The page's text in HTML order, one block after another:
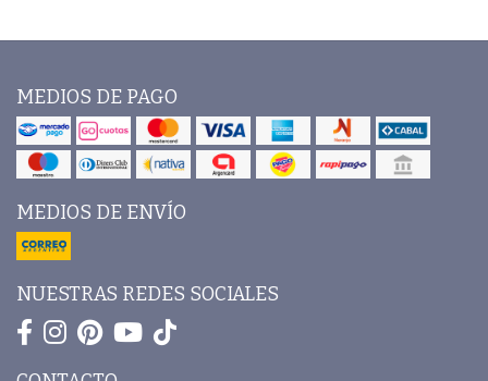
MEDIOS DE PAGO
MEDIOS DE ENVÍO
NUESTRAS REDES SOCIALES